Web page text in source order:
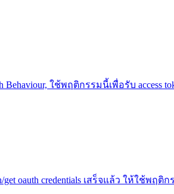
Behaviour, ใช้พฤติกรรมนี้เพื่อรับ
oauth credentials เสร็จแล้ว ให้ใช้พฤ